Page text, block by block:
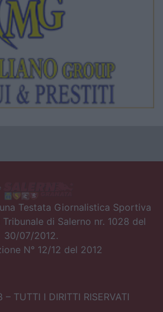
Testata Giornalistica Sportiva
di Salerno nr. 1028 del
30/07/2012.
N° 12/12 del 2012
TUTTI I DIRITTI RISERVATI